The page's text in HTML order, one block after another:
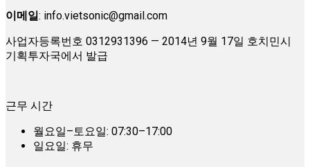
이메일: info.vietsonic@gmail.com
사업자등록번호 0312931396 — 2014년 9월 17일 호치민시
기획투자국에서 발급
근무 시간
월요일–토요일: 07:30–17:00
일요일: 휴무